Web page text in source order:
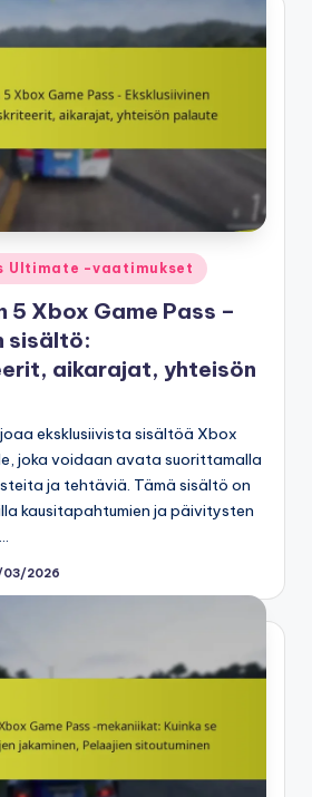
Ultimate -vaatimukset
5 Xbox Game Pass –
sisältö:
aikarajat, yhteisön
eksklusiivista sisältöä Xbox
joka voidaan avata suorittamalla
ja tehtäviä. Tämä sisältö on
kausitapahtumien ja päivitysten
2026